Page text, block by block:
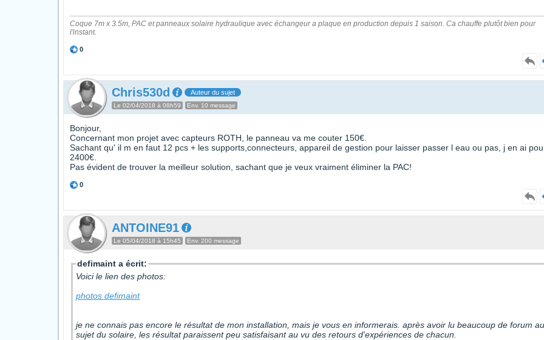
Coque 7m x 3.5m, PAC et panneaux solaire hydraulique avec échangeur a plaque en production depuis 1 saison. Ca chauffe plutôt bien pour
l'instant.
0
Chris530d Auteur du sujet
Le 02/04/2018 à 08h59 Env. 10 message
Bonjour,
Concernant mon projet avec capteurs ROTH, le panneau va me couter 150€.
Sachant qu' il m en faut 12 pcs + les supports,connecteurs, appareil de gestion pour laisser passer l eau ou pas, j en ai
2400€.
Pas évident de trouver la meilleur solution, sachant que je veux vraiment éliminer la PAC!
0
ANTOINE91
Le 05/04/2018 à 15h45 Env. 200 message
defimaint a écrit:
Voici le lien des photos:
photos defimaint
je ne connais pas encore le résultat de mon installation, mais je vous en informerais. après avoir lu beaucoup de forum au
sujet du solaire, les résultat paraissent peu satisfaisant au vu des retours d'expériences de chacun.